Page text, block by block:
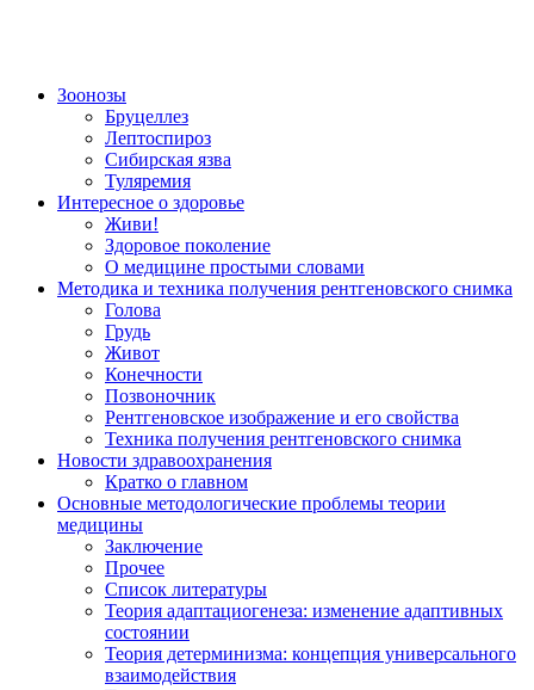
Зоонозы
Бруцеллез
Лептоспироз
Сибирская язва
Туляремия
Интересное о здоровье
Живи!
Здоровое поколение
О медицине простыми словами
Методика и техника получения рентгеновского снимка
Голова
Грудь
Живот
Конечности
Позвоночник
Рентгеновское изображение и его свойства
Техника получения рентгеновского снимка
Новости здравоохранения
Кратко о главном
Основные методологические проблемы теории
медицины
Заключение
Прочее
Список литературы
Теория адаптациогенеза: изменение адаптивных
состоянии
Теория детерминизма: концепция универсального
взаимодействия